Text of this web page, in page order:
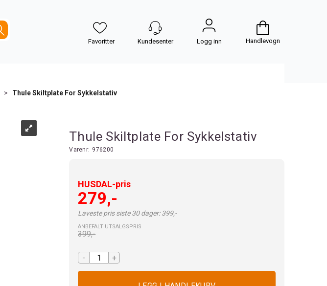
Logg inn Handlevogn
> Thule Skiltplate For Sykkelstativ
Thule Skiltplate For Sykkelstativ
Varenr: 976200
HUSDAL-pris
279,-
Laveste pris siste 30 dager: 399,-
ANBEFALT UTSALGSPRIS
399,-
- +